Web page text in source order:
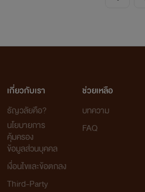
เกี่ยวกับเรา
ธัญวลัยคือ?
นโยบายการ
คุ้มครอง
ข้อมูลส่วนบุคคล
เงื่อนไขและข้อตกลง
Third-Party
ช่วยเหลือ
บทความ
FAQ